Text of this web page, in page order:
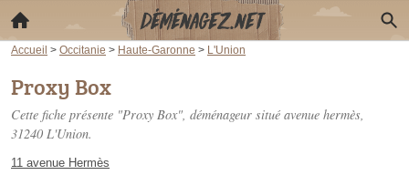
Accueil > Occitanie > Haute-Garonne > L'Union
Proxy Box
Cette fiche présente "Proxy Box", déménageur situé avenue hermès,
31240 L'Union.
11 avenue Hermès